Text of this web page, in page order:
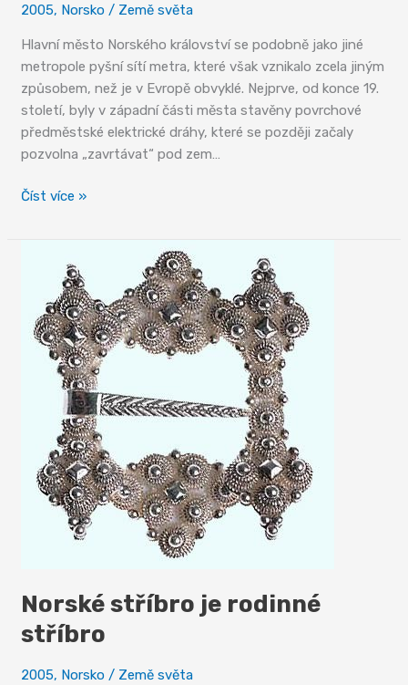
2005, Norsko / Země světa
Hlavní město Norského království se podobně jako jiné
metropole pyšní sítí metra, které však vznikalo zcela jiným
způsobem, než je v Evropě obvyklé. Nejprve, od konce 19.
století, byly v západní části města stavěny povrchové
předměstské elektrické dráhy, které se později začaly
pozvolna „zavrtávat“ pod zem…
Metrem
Číst více »
Norské stříbro je rodinné
stříbro
2005, Norsko / Země světa